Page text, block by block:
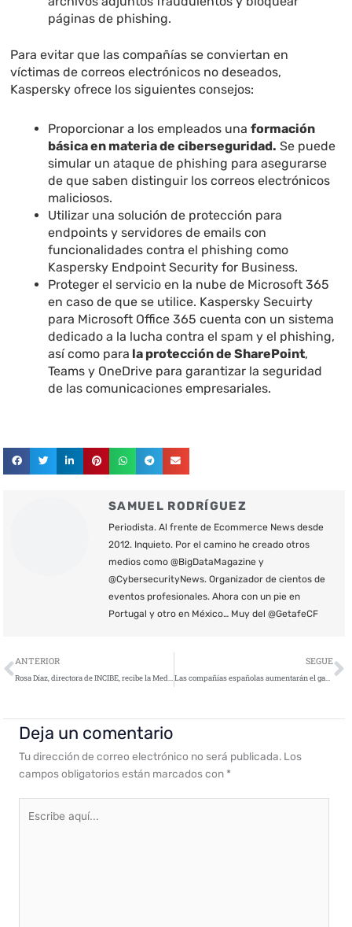
páginas de phishing.
Para evitar que las compañías se conviertan en
víctimas de correos electrónicos no deseados,
Kaspersky ofrece los siguientes consejos:
Proporcionar a los empleados unaformación
básica en materia de ciberseguridad. Se puede
simular un ataque de phishing para asegurarse
de que saben distinguir los correos electrónicos
maliciosos.
Utilizar una solución de protección para
endpoints y servidores de emails con
funcionalidades contra el phishing como
Kaspersky Endpoint Security for Business.
Proteger el servicio en la nube de Microsoft 365
en caso de que se utilice. Kaspersky Secuirty
para Microsoft Office 365 cuenta con un sistema
dedicado a la lucha contra el spam y el phishing,
así como para la protección de SharePoint,
Teams y OneDrive para garantizar la seguridad
de las comunicaciones empresariales.
SAMUEL RODRÍGUEZ
Periodista. Al frente de Ecommerce News desde
2012. Inquieto. Por el camino he creado otros
medios como @BigDataMagazine y
@CybersecurityNews. Organizador de cientos de
eventos profesionales. Ahora con un pie en
Portugal y otro en México… Muy del @GetafeCF
Ant
ANTERIOR
Rosa Díaz, directora de INCIBE, recibe la Medalla al Mérito en Ciberdefensa
SEGUE
Las compañías españolas aumentarán el gasto en ciberseguridad
Deja un comentario
Tu dirección de correo electrónico no será publicada. Los
campos obligatorios están marcados con *
aquí...